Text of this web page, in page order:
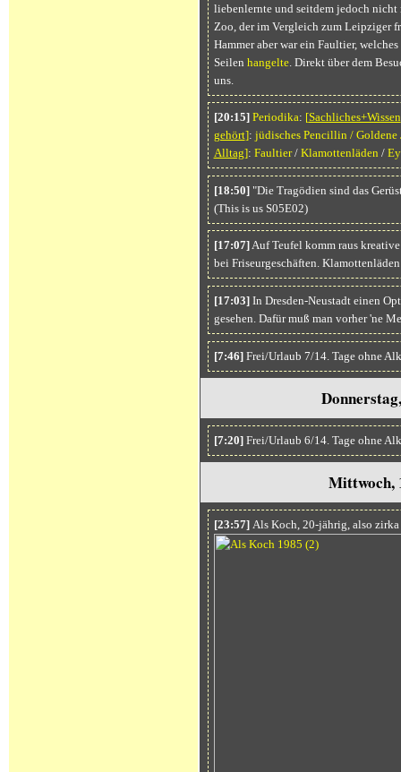
liebenlernte und seitdem jedoch nicht
Zoo, der im Vergleich zum Leipziger
Hammer aber war ein Faultier,
Seilen hangelte. Direkt über dem
uns.
[20:15] Periodika: [Sachliches+Wissen
gehört]: jüdisches Pencillin / Goldene
Alltag]: Faultier/ Klamottenläden /
[18:50]"Die Tragödien sind das
(This is us S05E02)
[17:07]Auf Teufel komm raus
bei Friseurgeschäften.
[17:03]In Dresden-Neustadt einen
gesehen. Dafür muß man vorher 'ne
[7:46]Frei/Urlaub 7/14. Tage ohne
[7:20]Frei/Urlaub 6/14. Tage ohne
Mittwoch,
[23:57]Als Koch, 20-jährig, also zirka